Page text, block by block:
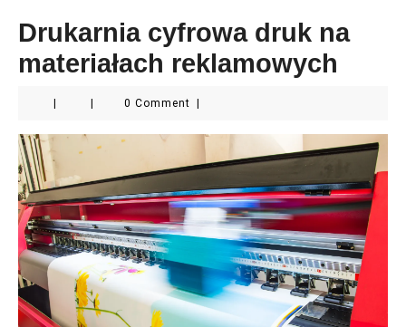
Drukarnia cyfrowa druk na
materiałach reklamowych
0 Comment